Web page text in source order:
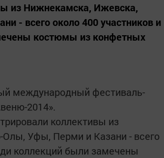
из Нижнекамска, Ижевска,
- всего около 400 участников и
костюмы из конфетных
международный фестиваль-
2014».
коллективы из
Уфы, Перми и Казани - всего
коллекций были замечены